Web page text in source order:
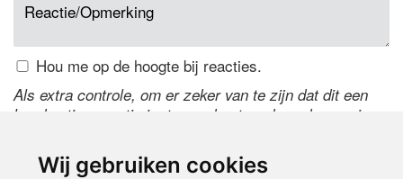
Wij gebruiken cookies
Hou me op de hoogte bij reacties.
Als extra controle, om er zeker van te zijn dat dit een
handmatige reactie is, typ onderstaande code over in
de code te wijzigen.